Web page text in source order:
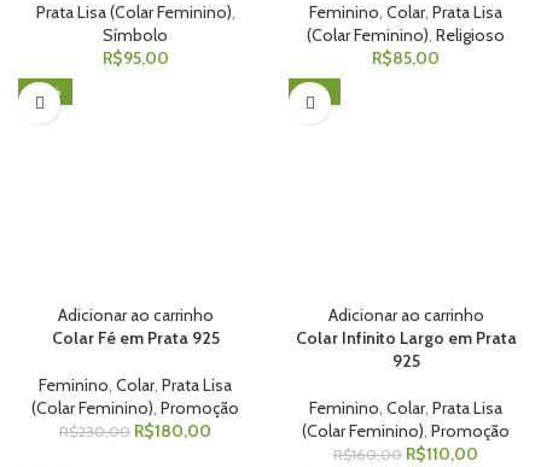
Prata Lisa (Colar Feminino),
Símbolo
R$95,00
Feminino, Colar, Prata Lisa
(Colar Feminino), Religioso
R$85,00
-22%
Adicionar ao carrinho
Colar Fé em Prata 925
Feminino, Colar, Prata Lisa
(Colar Feminino), Promoção
R$230,00 R$180,00
-31%
Adicionar ao carrinho
Colar Infinito Largo em Prata
925
Feminino, Colar, Prata Lisa
(Colar Feminino), Promoção
R$160,00 R$110,00